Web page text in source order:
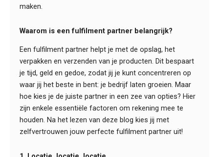
maken.
Waarom is een fulfilment partner belangrijk?
Een fulfilment partner helpt je met de opslag, het
verpakken en verzenden van je producten. Dit bespaart
je tijd, geld en gedoe, zodat jij je kunt concentreren op
waar jij het beste in bent: je bedrijf laten groeien. Maar
hoe kies je de juiste partner in een zee van opties? Hier
zijn enkele essentiële factoren om rekening mee te
houden. Na het lezen van deze blog kies jij met
zelfvertrouwen jouw perfecte fulfilment partner uit!